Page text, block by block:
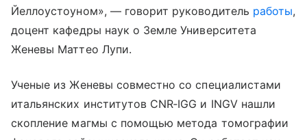
Йеллоустоуном», — говорит руководитель работы,
доцент кафедры наук о Земле Университета
Женевы Маттео Лупи.
Ученые из Женевы совместно со специалистами
итальянских институтов CNR‑IGG и INGV нашли
скопление магмы с помощью метода томографии